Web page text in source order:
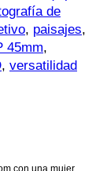
de
, paisajes,
45mm,
, versatilidad